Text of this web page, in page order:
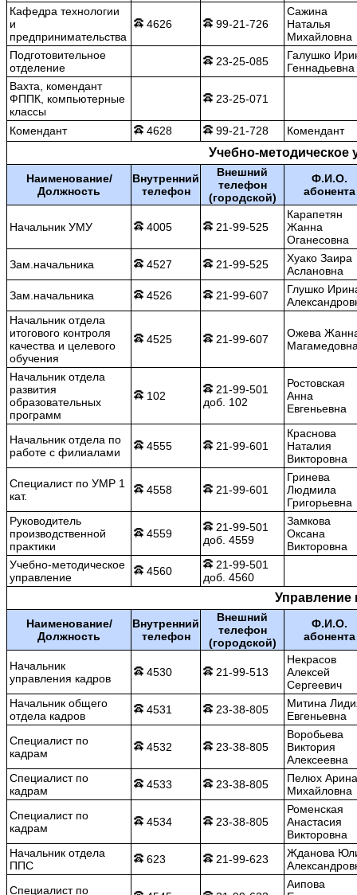
Кафедра технологии
и
предпринимательства
4626 99-21-726
Сажина
Наталья
Михайловна
Подготовительное
отделение
23-25-085
Галушко
Геннадьевна
Вахта, комендант
ФППК, компьютерные
классы
23-25-071
Комендант 4628 99-21-728 Комендант
Учебно-методическое
Наименование/
Должность
Внутренний
телефон
Внешний
телефон
(городской)
Ф.И.О.
абонента
Начальник УМУ 4005 21-99-525
Карапетян
Жанна
Оганесовна
Зам.начальника
4527 21-99-525
Хуако Заира
Аслановна
Зам.начальника
4526 21-99-607
Глушко
Начальник отдела
итогового контроля
качества и целевого
обучения
4525 21-99-607
Ожева
Начальник отдела
развития
образовательных
программ
102
21-99-501
доб. 102
Ростовская
Анна
Евгеньевна
Начальник отдела по
работе с филиалами
4555 21-99-601
Краснова
Наталия
Викторовна
Специалист по УМР 1
кат.
4558 21-99-601
Гринева
Людмила
Григорьевна
Руководитель
производственной
практики
4559
21-99-501
доб. 4559
Замкова
Оксана
Викторовна
Учебно-методическое
управление
4560
21-99-501
доб. 4560
Управление
Наименование/
Должность
Внутренний
телефон
Внешний
телефон
(городской)
Ф.И.О.
абонента
Начальник
управления кадров
4530 21-99-513
Некрасов
Алексей
Сергеевич
Начальник общего
отдела кадров
4531 23-38-805
Митина
Евгеньевна
Специалист по
кадрам
4532 23-38-805
Воробьева
Виктория
Алексеевна
Специалист по
кадрам
4533 23-38-805
Пелюх Арина
Михайловна
Специалист по
кадрам
4534 23-38-805
Роменская
Анастасия
Викторовна
Начальник отдела
ППС
623 21-99-623
Жданова
Специалист по
Аипова